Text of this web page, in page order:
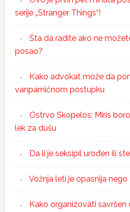
serije „Stranger Things“!
Šta da radite ako ne
posao?
Kako advokat može da
vanparničnom postupku
Ostrvo Skopelos: Miris
lek za dušu
Da li je seksipil urođen ili
Vožnja leti je opasnija nego
Kako organizovati savršen